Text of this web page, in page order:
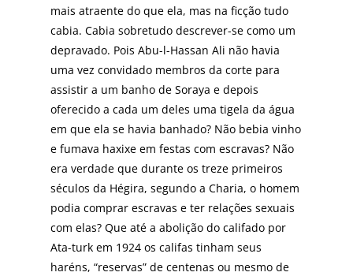
mais atraente do que ela, mas na ficção tudo
cabia. Cabia sobretudo descrever-se como um
depravado. Pois Abu-l-Hassan Ali não havia
uma vez convidado membros da corte para
assistir a um banho de Soraya e depois
oferecido a cada um deles uma tigela da água
em que ela se havia banhado? Não bebia vinho
e fumava haxixe em festas com escravas? Não
era verdade que durante os treze primeiros
séculos da Hégira, segundo a Charia, o homem
podia comprar escravas e ter relações sexuais
com elas? Que até a abolição do califado por
Ata-turk em 1924 os califas tinham seus
haréns, “reservas” de centenas ou mesmo de